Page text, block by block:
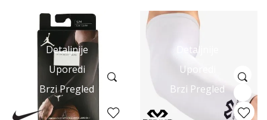
Detaljnije
Uporedi
Brzi Pregled
Detaljnije
Uporedi
Brzi Pregled